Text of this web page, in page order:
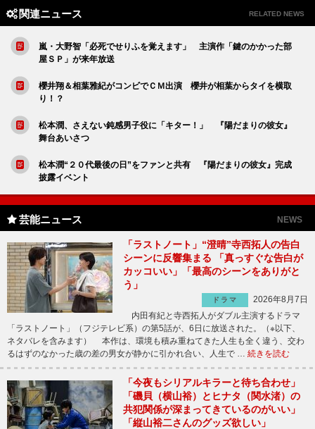
関連ニュース RELATED NEWS
嵐・大野智「必死でせりふを覚えます」 主演作「鍵のかかった部
屋ＳＰ」が来年放送
櫻井翔＆相葉雅紀がコンビでＣＭ出演 櫻井が相葉からタイを横取
り！？
松本潤、さえない鈍感男子役に「キター！」 『陽だまりの彼女』
舞台あいさつ
松本潤“２０代最後の日”をファンと共有 『陽だまりの彼女』完成
披露イベント
芸能ニュース NEWS
「ラストノート」“澄晴”寺西拓人の告白
シーンに反響集まる 「真っすぐな告白が
カッコいい」「最高のシーンをありがと
う」
ドラマ
2026年8月7日
内田有紀と寺西拓人がダブル主演するドラマ
「ラストノート」（フジテレビ系）の第5話が、6日に放送された。（※以下、
ネタバレを含みます） 本作は、環境も積み重ねてきた人生も全く違う、交わ
るはずのなかった歳の差の男女が静かに引かれ合い、人生で … 続きを読む
「今夜もシリアルキラーと待ち合わせ」
「磯貝（横山裕）とヒナタ（関水渚）の
共犯関係が深まってきているのがいい」
「縦山裕二さんのグッズ欲しい」